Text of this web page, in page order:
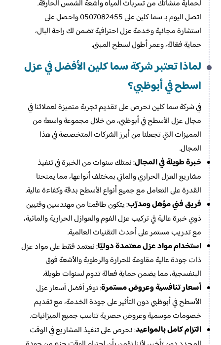
لحماية منشأتك من تسربات المياه وأشعة الشمس الحارقة.
اتصل اليوم بـ سما كلين على 0507082455 واحصل على
استشارة مجانية وخدمة عزل احترافية تضمن لك راحة البال،
حماية فعّالة، وعمر أطول لسطح المبنى.
لماذا تعتبر شركة سما كلين الأفضل في عزل
اسطح في أبوظبي؟
في شركة سما كلين نحرص على تقديم تجربة متميزة لعملائنا في
مجال عزل الأسطح في أبوظبي، من خلال مجموعة واسعة من
المميزات التي تجعلنا من أبرز الشركات المتخصصة في هذا
المجال.
خبرة طويلة في المجال: نمتلك سنوات من الخبرة في تنفيذ
مشاريع العزل الحراري والمائي بمختلف أنواعها، مما يمنحنا
القدرة على التعامل مع جميع أنواع الأسطح بدقة وكفاءة عالية.
فريق فني مؤهل ومدرّب: يتكون طاقمنا من مهندسين وفنيين
ذوي خبرة عالية في تركيب عزل الفوم والعوازل الحرارية والمائية،
مع تدريب مستمر على أحدث التقنيات العالمية.
استخدام مواد عزل معتمدة دوليًا: نعتمد فقط على مواد عزل
ذات جودة عالية مقاومة للحرارة والرطوبة والأشعة فوق
البنفسجية، مما يضمن حماية فعالة تدوم لسنوات طويلة.
أسعار تنافسية وعروض مستمرة: نوفر أفضل أسعار عزل
الأسطح في أبوظبي دون التأثير على جودة الخدمة، مع تقديم
خصومات موسمية وعروض حصرية تناسب جميع الميزانيات.
التزام كامل بالمواعيد: نحرص على تنفيذ المشاريع في الوقت